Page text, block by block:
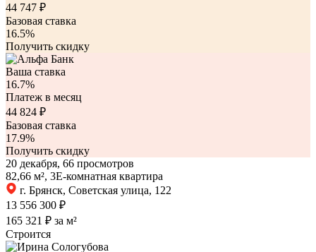
44 747 ₽
Базовая ставка
16.5%
Получить скидку
Ваша ставка
16.7%
Платеж в месяц
44 824 ₽
Базовая ставка
17.9%
Получить скидку
20 декабря, 66 просмотров
82,66 м², 3Е-комнатная квартира
г. Брянск, Советская улица, 122
13 556 300 ₽
165 321 ₽ за м²
Строится